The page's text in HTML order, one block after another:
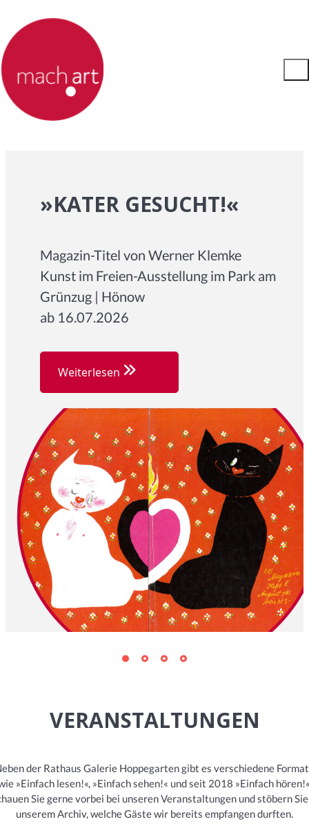
»KATER GESUCHT!«
Magazin-Titel von Werner Klemke
Kunst im Freien-Ausstellung im Park am
Grünzug | Hönow
ab 16.07.2026
Weiterlesen
VERANSTALTUNGEN
der Rathaus Galerie Hoppegarten gibt es verschiedene
»Einfach lesen!«, »Einfach sehen!« und seit 2018 »Einfach
Sie gerne vorbei bei unseren Veranstaltungen und stöbern
unserem Archiv, welche Gäste wir bereits empfangen durften.